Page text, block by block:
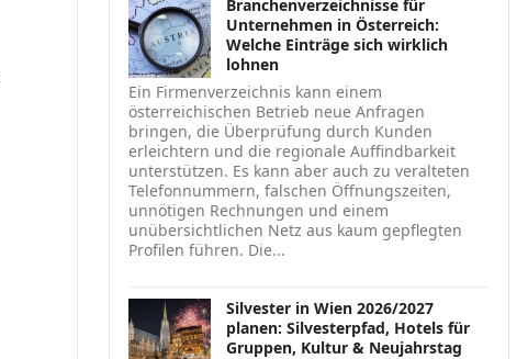
Branchenverzeichnisse für
Unternehmen in Österreich:
Welche Einträge sich wirklich
lohnen
Ein Firmenverzeichnis kann einem
österreichischen Betrieb neue Anfragen
bringen, die Überprüfung durch Kunden
erleichtern und die regionale Auffindbarkeit
unterstützen. Es kann aber auch zu veralteten
Telefonnummern, falschen Öffnungszeiten,
unnötigen Rechnungen und einem
unübersichtlichen Netz aus kaum gepflegten
Profilen führen. Die...
Silvester in Wien 2026/2027
planen: Silvesterpfad, Hotels für
Gruppen, Kultur & Neujahrstag